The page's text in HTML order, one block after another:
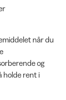
når du
og
holde rent i